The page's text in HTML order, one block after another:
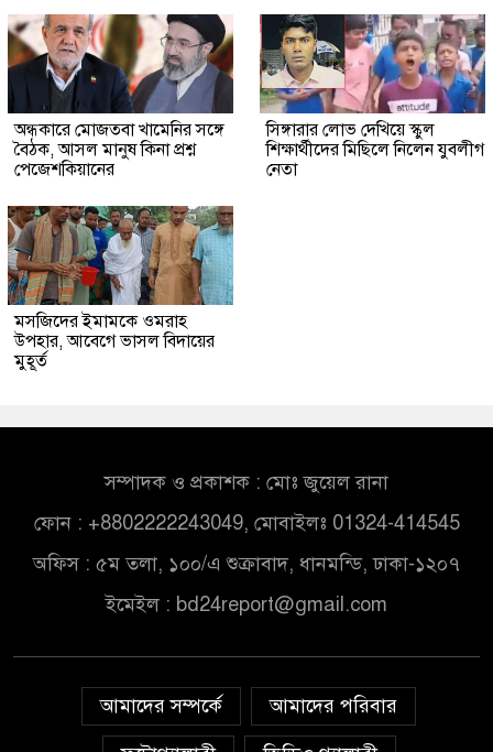
অন্ধকারে মোজতবা খামেনির সঙ্গে
বৈঠক, আসল মানুষ কিনা প্রশ্ন
পেজেশকিয়ানের
সিঙ্গারার লোভ দেখিয়ে স্কুল
শিক্ষার্থীদের মিছিলে নিলেন যুবলীগ
নেতা
মসজিদের ইমামকে ওমরাহ
উপহার, আবেগে ভাসল বিদায়ের
মুহূর্ত
সম্পাদক ও প্রকাশক : মোঃ জুয়েল রানা
ফোন : +8802222243049, মোবাইলঃ 01324-414545
অফিস : ৫ম তলা, ১০০/এ শুক্রাবাদ, ধানমন্ডি, ঢাকা-১২০৭
ইমেইল : bd24report@gmail.com
আমাদের সম্পর্কে
আমাদের পরিবার